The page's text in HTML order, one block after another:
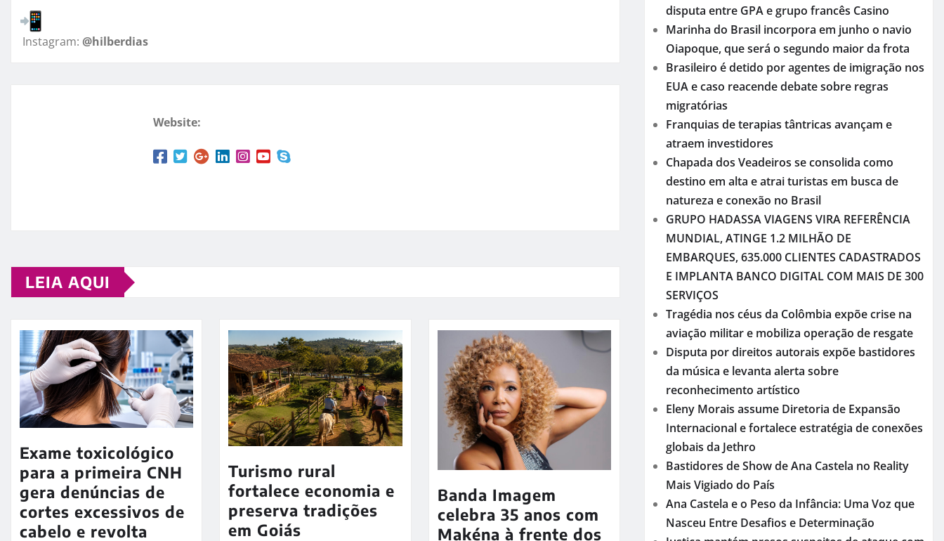
Instagram: @hilberdias
Website:
LEIA AQUI
Exame toxicológico
para a primeira CNH
gera denúncias de
cortes excessivos de
cabelo e revolta
Turismo rural
fortalece economia e
preserva tradições
em Goiás
Banda Imagem
celebra 35 anos com
Makéna à frente dos
disputa entre GPA e grupo francês Casino
Marinha do Brasil incorpora em junho o navio
Oiapoque, que será o segundo maior da frota
Brasileiro é detido por agentes de imigração nos
EUA e caso reacende debate sobre regras
migratórias
Franquias de terapias tântricas avançam e
atraem investidores
Chapada dos Veadeiros se consolida como
destino em alta e atrai turistas em busca de
natureza e conexão no Brasil
GRUPO HADASSA VIAGENS VIRA REFERÊNCIA
MUNDIAL, ATINGE 1.2 MILHÃO DE
EMBARQUES, 635.000 CLIENTES CADASTRADOS
E IMPLANTA BANCO DIGITAL COM MAIS DE 300
SERVIÇOS
Tragédia nos céus da Colômbia expõe crise na
aviação militar e mobiliza operação de resgate
Disputa por direitos autorais expõe bastidores
da música e levanta alerta sobre
reconhecimento artístico
Eleny Morais assume Diretoria de Expansão
Internacional e fortalece estratégia de conexões
globais da Jethro
Bastidores de Show de Ana Castela no Reality
Mais Vigiado do País
Ana Castela e o Peso da Infância: Uma Voz que
Nasceu Entre Desafios e Determinação